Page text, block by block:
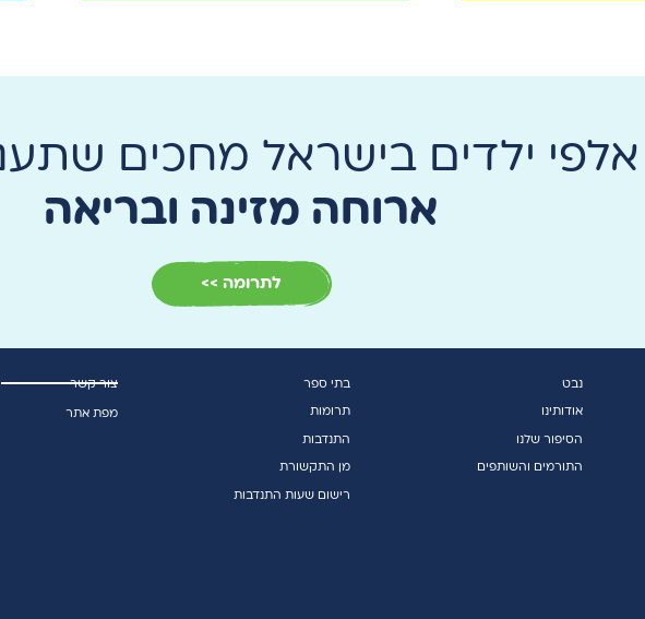
אלפי ילדים בישראל מחכים
ארוחה מזינה ובריאה
לתרומה >>
נבט
אודותינו
הסיפור שלנו
התורמים והשותפים
בתי ספר
תרומות
התנדבות
מן התקשורת
רישום שעות התנדבות
צור קשר
מפת אתר